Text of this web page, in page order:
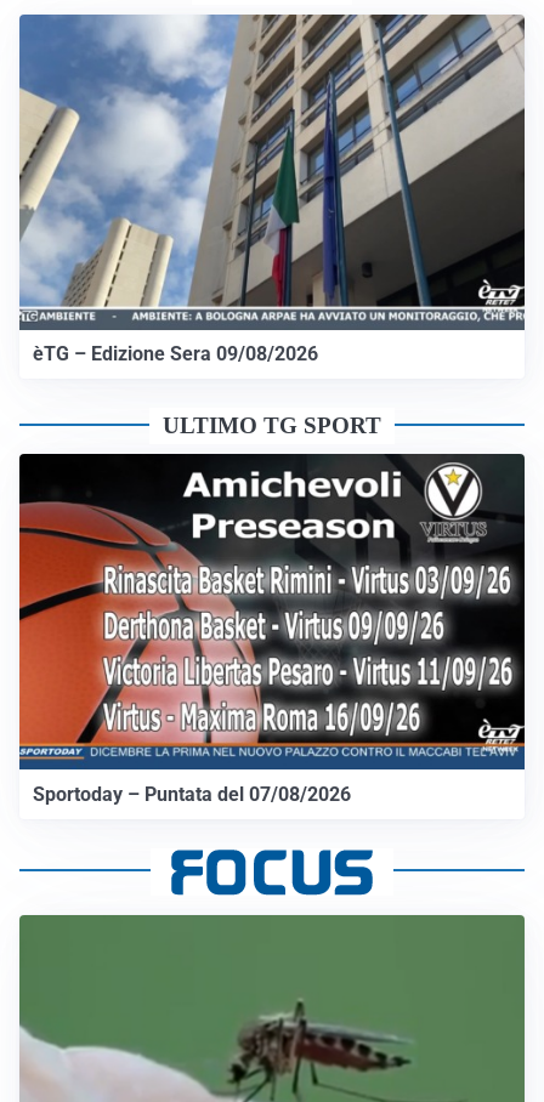
èTG – Edizione Sera 09/08/2026
ULTIMO TG SPORT
Sportoday – Puntata del 07/08/2026